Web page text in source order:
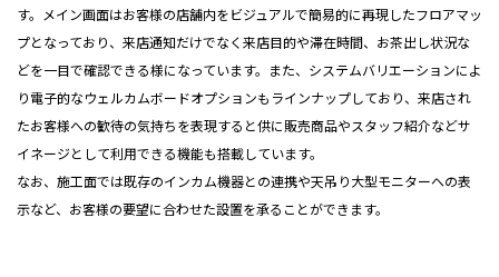
す。メイン画面はお客様の店舗内をビジュアルで簡易的に再現したフロアマッ
プとなっており、来店通知だけでなく来店目的や滞在時間、お茶出し状況な
どを一目で確認できる様になっています。また、システムバリエーションによ
り電子的なウェルカムボードオプションもラインナップしており、来店され
たお客様への歓待の気持ちを表現すると供に販売商品やスタッフ紹介などサ
イネージとして利用できる機能も搭載しています。
なお、施工面では既存のインカム機器との連携や天吊り大型モニターへの表
示など、お客様の要望に合わせた設置を承ることができます。